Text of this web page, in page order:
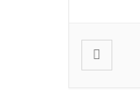
débats […]